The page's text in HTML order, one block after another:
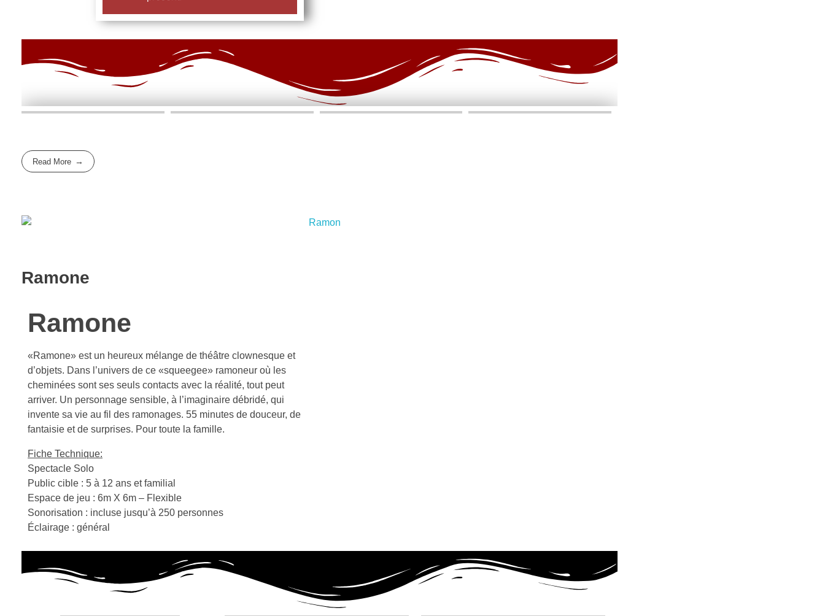
Read More
Ramone
Ramone
«Ramone» est un heureux mélange de théâtre clownesque et
d’objets. Dans l’univers de ce «squeegee» ramoneur où les
cheminées sont ses seuls contacts avec la réalité, tout peut
arriver. Un personnage sensible, à l’imaginaire débridé, qui
invente sa vie au fil des ramonages. 55 minutes de douceur, de
fantaisie et de surprises. Pour toute la famille.
Fiche Technique:
Spectacle Solo
Public cible : 5 à 12 ans et familial
Espace de jeu : 6m X 6m – Flexible
Sonorisation : incluse jusqu’à 250 personnes
Éclairage : général